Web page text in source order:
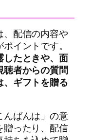
配信の内容や
イントです。
したときや、面
聴者からの質問
ギフトを贈る
んばんは」の意
贈ったり、配信